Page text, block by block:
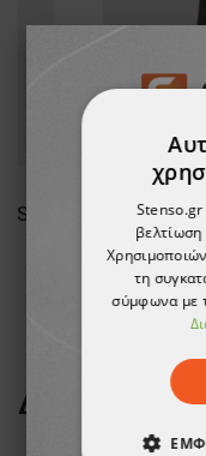
ΔΕΊΤΕ
Stenso.gr
τη
σύμφωνα με